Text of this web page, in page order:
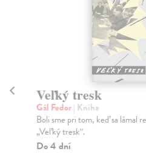
Veľký tresk
Gál Fedor| Kniha
Boli sme pri tom, keď sa lámal
„Veľký tresk“.
Do 4 dní